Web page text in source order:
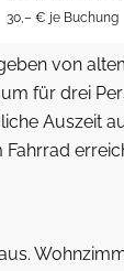
30,– € je Buchung
von
für drei
Auszeit